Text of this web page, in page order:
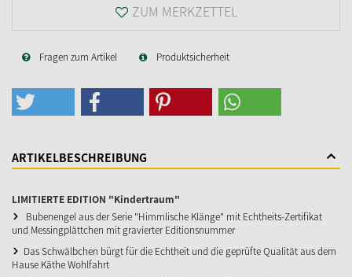
ZUM MERKZETTEL
Fragen zum Artikel Produktsicherheit
ARTIKELBESCHREIBUNG
LIMITIERTE EDITION "Kindertraum"
Bubenengel aus der Serie "Himmlische Klänge" mit Echtheits-Zertifikat
und Messingplättchen mit gravierter Editionsnummer
Das Schwälbchen bürgt für die Echtheit und die geprüfte Qualität aus dem
Hause Käthe Wohlfahrt